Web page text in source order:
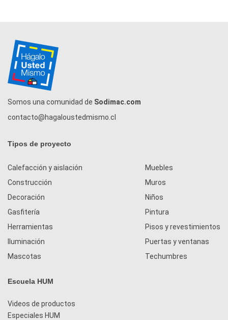
Somos una comunidad de Sodimac.com
contacto@hagaloustedmismo.cl
Tipos de proyecto
Calefacción y aislación
Construcción
Decoración
Gasfitería
Herramientas
Iluminación
Mascotas
Muebles
Muros
Niños
Pintura
Pisos y revestimientos
Puertas y ventanas
Techumbres
Escuela HUM
Videos de productos
Especiales HUM